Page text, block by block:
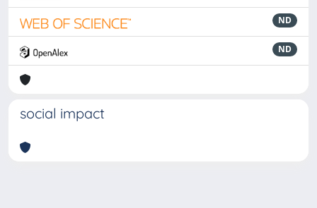
ND
ND
social impact